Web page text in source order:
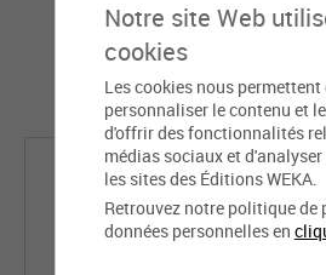
Notre site Web
cookies
Les cookies nous permettent
personnaliser le contenu et
d'offrir des fonctionnalités
médias sociaux et
les sites des Éditions WEKA.
Retrouvez notre politique de
données personnelles en